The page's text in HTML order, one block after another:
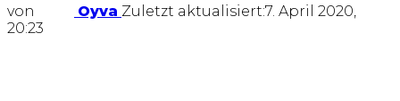
von Oyva Zuletzt aktualisiert:7. April 2020,
20:23